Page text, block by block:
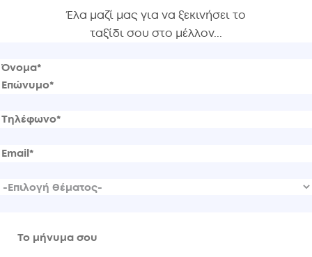
Έλα μαζί μας για να ξεκινήσει το
ταξίδι σου στο μέλλον...